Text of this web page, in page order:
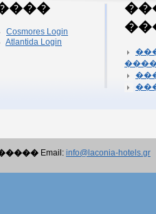
Cosmores Login
Atlantida Login
Email: info@laconia-hotels.gr